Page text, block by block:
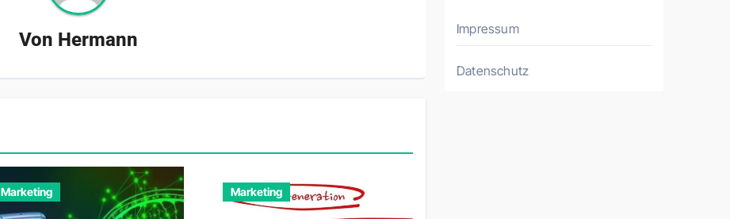
Von Hermann
Marketing Marketing
Impressum
Datenschutz